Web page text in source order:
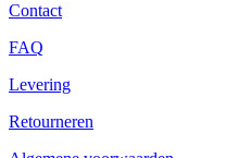
Contact
FAQ
Levering
Retourneren